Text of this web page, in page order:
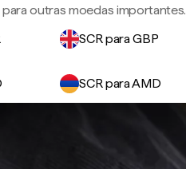
outras moedas importantes.
SCR para GBP
SCR para AMD